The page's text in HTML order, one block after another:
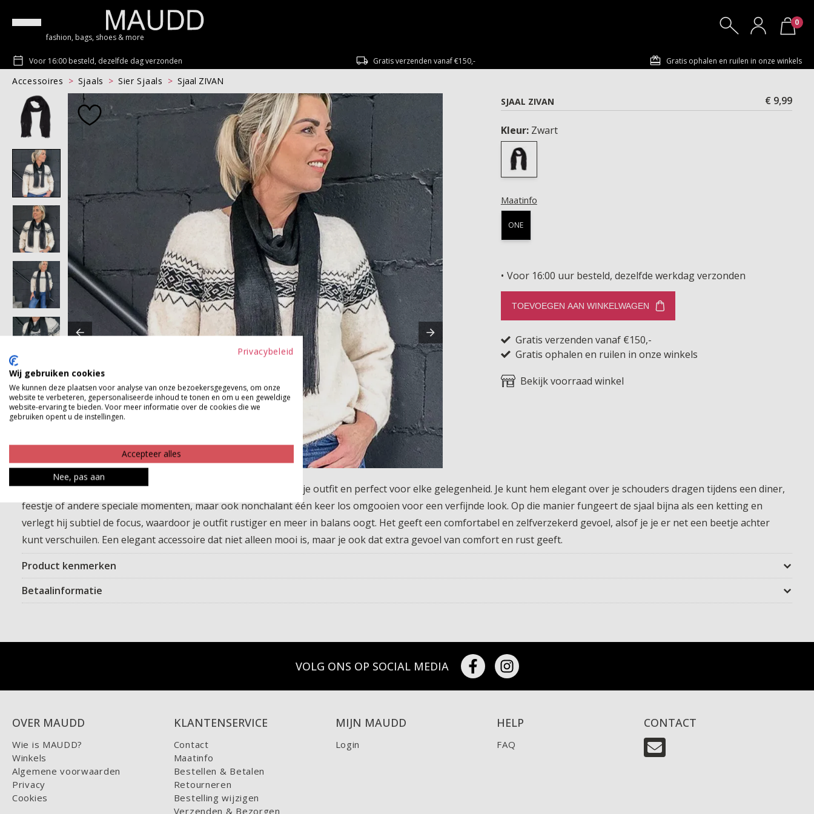
fashion, bags, shoes & more
0
Voor 16:00 besteld, dezelfde dag verzonden Gratis verzenden vanaf €150,- Gratis ophalen en ruilen in onze winkels
Accessoires Sjaals Sier Sjaals
Sjaal ZIVAN
SJAAL ZIVAN
€ 9,99
Kleur: Zwart
Maatinfo
ONE
Voor 16:00 uur besteld, dezelfde werkdag verzonden
TOEVOEGEN AAN WINKELWAGEN
Gratis verzenden vanaf €150,-
Gratis ophalen en ruilen in onze winkels
Bekijk voorraad winkel
Deze nette sjaal is een stijlvolle en veelzijdige toevoeging aan je outfit en perfect voor elke gelegenheid. Je kunt hem elegant over je schouders dragen tijdens een diner,
feestje of andere speciale momenten, maar ook nonchalant één keer los omgooien voor een verfijnde look. Op die manier fungeert de sjaal bijna als een ketting en
verlegt hij subtiel de focus, waardoor je outfit rustiger en meer in balans oogt. Het geeft een comfortabel en zelfverzekerd gevoel, alsof je je er net een beetje achter
kunt verschuilen. Een elegant accessoire dat niet alleen mooi is, maar je ook dat extra gevoel van comfort en rust geeft.
Product kenmerken
Betaalinformatie
VOLG ONS OP SOCIAL MEDIA
OVER MAUDD
Wie is MAUDD?
Winkels
Algemene voorwaarden
Privacy
Cookies
KLANTENSERVICE
Contact
Maatinfo
Bestellen & Betalen
Retourneren
Bestelling wijzigen
Verzenden & Bezorgen
MIJN MAUDD
Login
HELP
FAQ
CONTACT
Privacybeleid
Wij gebruiken cookies
We kunnen deze plaatsen voor analyse van onze bezoekersgegevens, om onze
website te verbeteren, gepersonaliseerde inhoud te tonen en om u een geweldige
website-ervaring te bieden. Voor meer informatie over de cookies die we
gebruiken opent u de instellingen.
Accepteer alles
Nee, pas aan